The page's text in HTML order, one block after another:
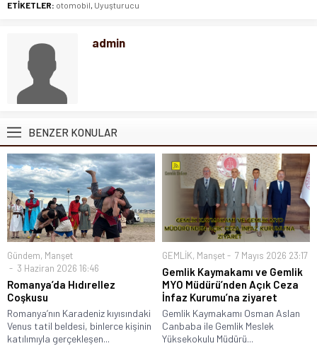
ETİKETLER: otomobil Uyuşturucu
admin
BENZER KONULAR
Gündem, Manşet
3 Haziran 2026 16:46
Romanya’da Hıdırellez
Coşkusu
Romanya’nın Karadeniz kıyısındaki
Venus tatil beldesi, binlerce kişinin
katılımıyla gerçekleşen...
GEMLİK, Manşet 7 Mayıs 2026 23:17
Gemlik Kaymakamı ve Gemlik
MYO Müdürü’nden Açık Ceza
İnfaz Kurumu’na ziyaret
Gemlik Kaymakamı Osman Aslan
Canbaba ile Gemlik Meslek
Yüksekokulu Müdürü...